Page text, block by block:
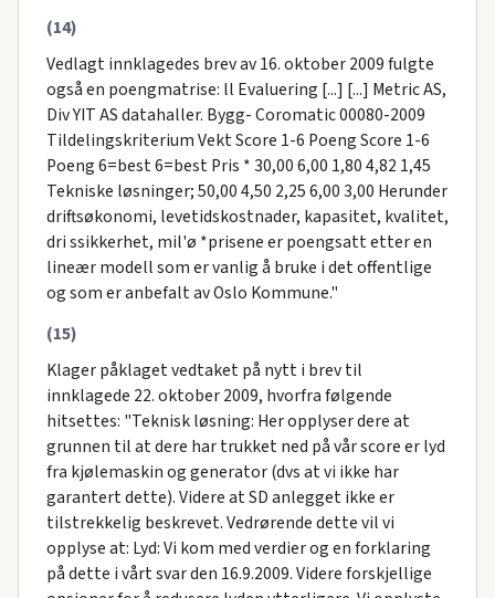
(14)
Vedlagt innklagedes brev av 16. oktober 2009 fulgte
også en poengmatrise: ll Evaluering [...] [...] Metric AS,
Div YIT AS datahaller. Bygg- Coromatic 00080-2009
Tildelingskriterium Vekt Score 1-6 Poeng Score 1-6
Poeng 6=best 6=best Pris * 30,00 6,00 1,80 4,82 1,45
Tekniske løsninger; 50,00 4,50 2,25 6,00 3,00 Herunder
driftsøkonomi, levetidskostnader, kapasitet, kvalitet,
dri ssikkerhet, mil'ø *prisene er poengsatt etter en
lineær modell som er vanlig å bruke i det offentlige
og som er anbefalt av Oslo Kommune."
(15)
Klager påklaget vedtaket på nytt i brev til
innklagede 22. oktober 2009, hvorfra følgende
hitsettes: "Teknisk løsning: Her opplyser dere at
grunnen til at dere har trukket ned på vår score er lyd
fra kjølemaskin og generator (dvs at vi ikke har
garantert dette). Videre at SD anlegget ikke er
tilstrekkelig beskrevet. Vedrørende dette vil vi
opplyse at: Lyd: Vi kom med verdier og en forklaring
på dette i vårt svar den 16.9.2009. Videre forskjellige